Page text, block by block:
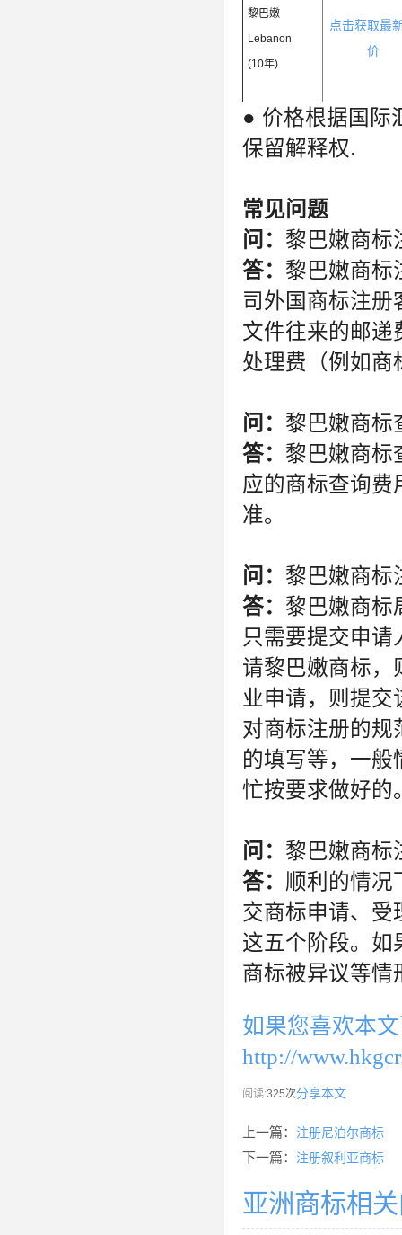
黎巴嫩
Lebanon
(10年)
点击获取最
价
● 价格根据国际
保留解释权.
常见问题
问： 黎巴嫩商标
答： 黎巴嫩商标
司外国商标注册
文件往来的邮递
处理费（例如商
问： 黎巴嫩商标
答： 黎巴嫩商标
应的商标查询费
准。
问： 黎巴嫩商标
答： 黎巴嫩商标
只需要提交申
请黎巴嫩商标，
业申请，则提交
对商标注册的规
的填写等，一般
忙按要求做好的
问： 黎巴嫩商标
答： 顺利的情况
交商标申请、受
这五个阶段。如
商标被异议等情
如果您喜欢本
http://
阅读:325次分享本文
上一篇： 注册尼泊尔商标
下一篇： 注册叙利亚商标
亚洲商标相